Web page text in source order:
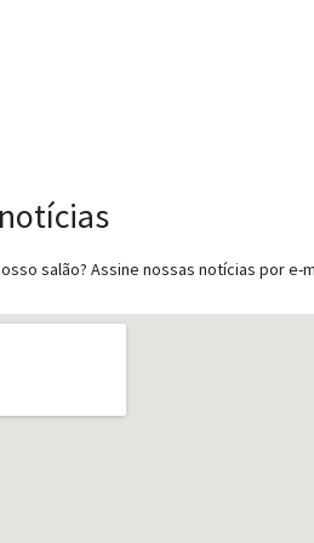
salão? Assine nossas notícias por e-